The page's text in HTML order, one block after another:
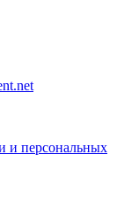
и персональных